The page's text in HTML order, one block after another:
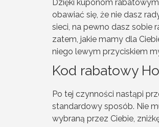
Dzięki kuponom
obawiać się, że nie dasz
sieci, na pewno dasz sobie
zatem, jakie mamy dla
niego lewym przyciskiem
Kod rabatowy
Po tej czynności nastąpi
standardowy sposób. Nie
wybraną przez Ciebie,